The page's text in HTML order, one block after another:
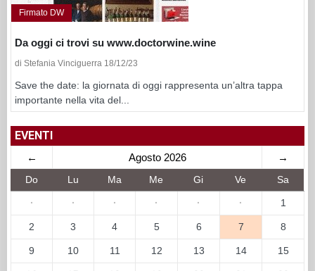
Firmato DW
Da oggi ci trovi su www.doctorwine.wine
di Stefania Vinciguerra 18/12/23
Save the date: la giornata di oggi rappresenta un’altra tappa
importante nella vita del...
EVENTI
← Agosto 2026 →
Do Lu Ma Me Gi Ve Sa
· · · · · · 1
2 3 4 5 6 7 8
9 10 11 12 13 14 15